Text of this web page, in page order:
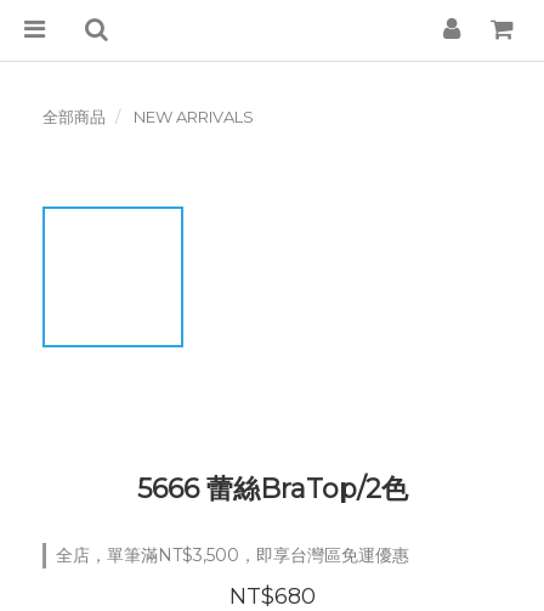
全部商品 NEW ARRIVALS
5666 蕾絲BraTop/2色
全店，單筆滿NT$3,500，即享台灣區免運優惠
NT$680